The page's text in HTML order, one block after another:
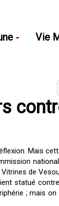
Vie
Mais
de
statué
; mais